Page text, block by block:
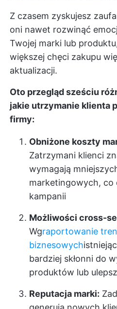
Z czasem zyskujesz
oni nawet rozwinąć
Twojej marki lub
większej chęci zakupu
aktualizacji.
Oto przegląd sześciu
jakie utrzymanie klienta
firmy:
Obniżone koszty
Zatrzymani klienci
wymagają
marketingowych, co
kampanii
Możliwości cross-
Wgraportowanie
biznesowych
bardziej skłonni do
produktów lub
Reputacja marki: